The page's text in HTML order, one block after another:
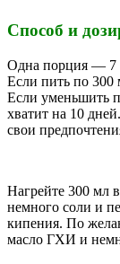
Способ и
Одна порция — 7
Если пить по 300
Если уменьшить
хватит на 10
свои
Нагрейте 300 мл
немного соли и
кипения. По
масло ГХИ и